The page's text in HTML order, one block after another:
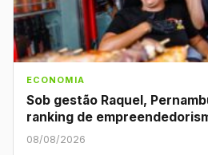
ECONOMIA
Sob gestão Raquel,
ranking de
08/08/2026